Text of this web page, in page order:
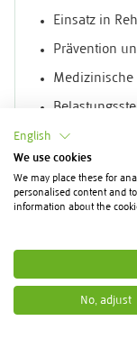
Einsatz in
Prävention
Auslastung
Reinigung
English
We use cookies
We may place these for
personalised content and
information about the
No, adjust